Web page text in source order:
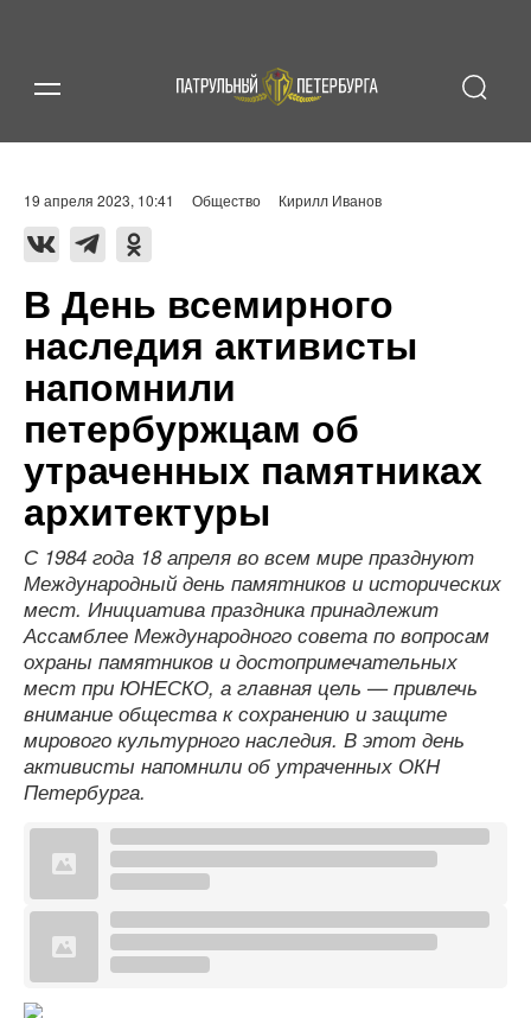
19 апреля 2023, 10:41 Общество Кирилл Иванов
В День всемирного
наследия активисты
напомнили
петербуржцам об
утраченных памятниках
архитектуры
С 1984 года 18 апреля во всем мире празднуют
Международный день памятников и исторических
мест. Инициатива праздника принадлежит
Ассамблее Международного совета по вопросам
охраны памятников и достопримечательных
мест при ЮНЕСКО, а главная цель — привлечь
внимание общества к сохранению и защите
мирового культурного наследия. В этот день
активисты напомнили об утраченных ОКН
Петербурга.